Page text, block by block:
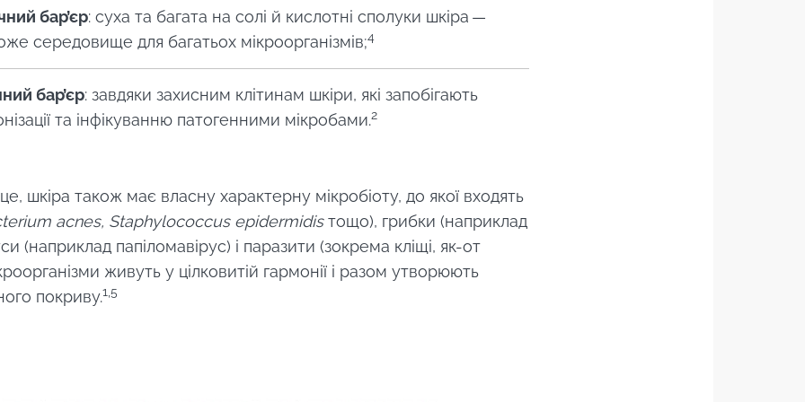
бар’єр: суха та багата на солі й кислотні сполуки шкіра —
середовище для багатьох мікроорганізмів;4
бар’єр: завдяки захисним клітинам шкіри, які запобігають
та інфікуванню патогенними мікробами.2
шкіра також має власну характерну мікробіоту, до якої входять
acnes, Staphylococcus epidermidisтощо), грибки (наприклад
(наприклад папіломавірус) і паразити (зокрема кліщі, як-от
живуть у цілковитій гармонії і разом утворюють
покриву.1,5
в курсі
з нами !
до спільноти Microbiota та отримайте \ Essentials \ "раз на
на отримання інших новин з BioCodex
і приймаюGTUіполітику захисту даних